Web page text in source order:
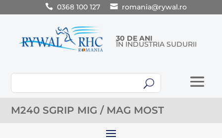
0368 100 127 romania@rywal.ro
30 DE ANI
ÎN INDUSTRIA SUDURII
U
M240 SGRIP MIG / MAG MOST